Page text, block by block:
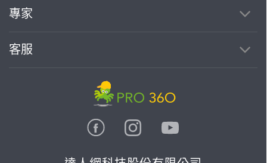
專家
客服